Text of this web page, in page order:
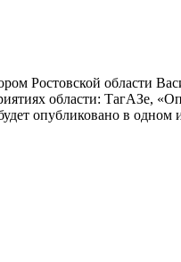
Ростовской области
области: ТагАЗе,
опубликовано в одном